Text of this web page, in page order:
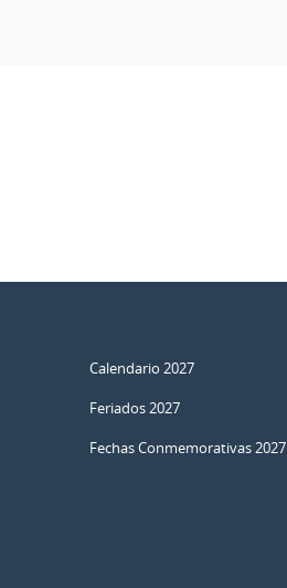
Calendario 2027
Feriados 2027
Fechas Conmemorativas 2027